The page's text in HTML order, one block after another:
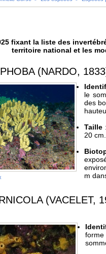
fixant la liste des
territoire national et les
(NARDO,
le
des
Taille
20 cm.
m
(VACELET,